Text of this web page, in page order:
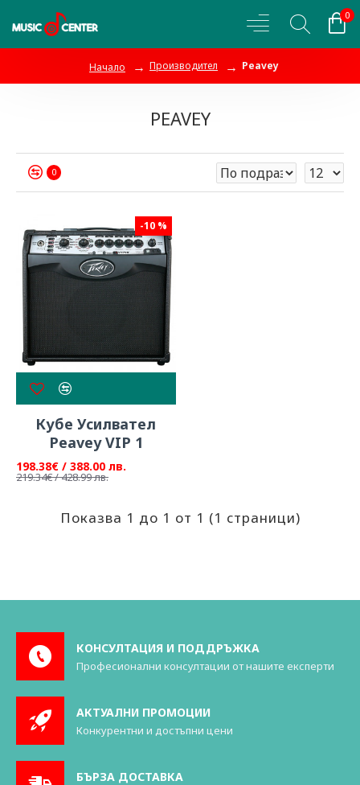
0
Начало Производител Peavey
PEAVEY
0
-10 %
Кубе Усилвател
Peavey VIP 1
198.38€ / 388.00 лв.
219.34€ / 428.99 лв.
Показва 1 до 1 от 1 (1 страници)
КОНСУЛТАЦИЯ И ПОДДРЪЖКА
Професионални консултации от нашите експерти
АКТУАЛНИ ПРОМОЦИИ
Конкурентни и достъпни цени
БЪРЗА ДОСТАВКА